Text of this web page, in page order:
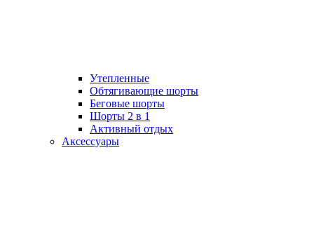
Утепленные
Обтягивающие шорты
Беговые шорты
Шорты 2 в 1
Активный отдых
Аксессуары